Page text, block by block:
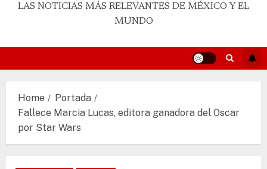
LAS NOTICIAS MÁS RELEVANTES DE MÉXICO Y EL
MUNDO
Home
Portada
Fallece Marcia Lucas, editora ganadora del Oscar
por Star Wars